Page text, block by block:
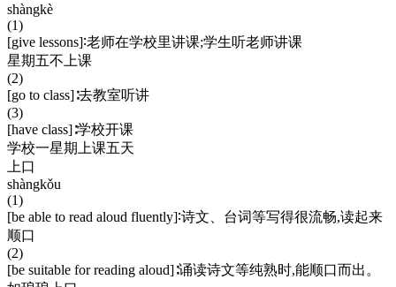
shàngkè
(1)
[give lessons]∶老师在学校里讲课;学生听老师讲课
星期五不上课
(2)
[go to class]∶去教室听讲
(3)
[have class]∶学校开课
学校一星期上课五天
上口
shàngkǒu
(1)
[be able to read aloud fluently]∶诗文、台词等写得很流畅,读起来
顺口
(2)
[be suitable for reading aloud]∶诵读诗文等纯熟时,能顺口而出。